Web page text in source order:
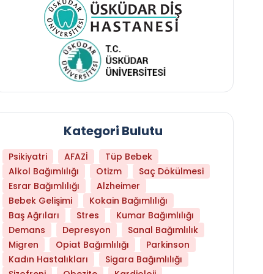
Daha Az Protein Tüketmek Yaşlanmayı
Kategori Bulutu
Psikiyatri AFAZİ
Tüp Bebek
Alkol Bağımlılığı
Otizm
Saç Dökülmesi
Esrar Bağımlılığı
Alzheimer
Bebek Gelişimi
Kokain Bağımlılığı
Baş Ağrıları
Stres
Kumar Bağımlılığı
Demans
Depresyon
Sanal Bağımlılık
Migren
Opiat Bağımlılığı
Parkinson
Kadın Hastalıkları
Sigara Bağımlılığı